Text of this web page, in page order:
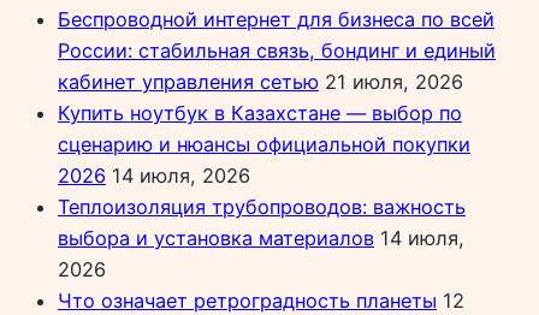
Беспроводной интернет для бизнеса по всей
России: стабильная связь, бондинг и единый
кабинет управления сетью 21 июля, 2026
Купить ноутбук в Казахстане — выбор по
сценарию и нюансы официальной покупки
2026 14 июля, 2026
Теплоизоляция трубопроводов: важность
выбора и установка материалов 14 июля,
2026
Что означает ретроградность планеты 12